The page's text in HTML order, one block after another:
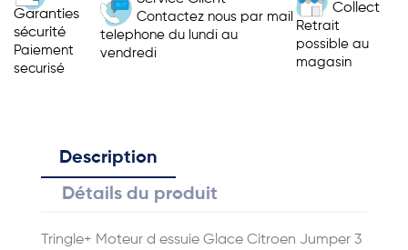
Garanties
sécurité
Paiement
securisé
Contactez nous par mail
telephone du lundi au
vendredi
Collect
Retrait
possible au
magasin
Description
Détails du produit
Tringle+ Moteur d essuie Glace Citroen Jumper 3